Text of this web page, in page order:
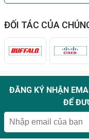
ĐỐI TÁC CỦA
ĐĂNG KÝ NHẬN
ĐỂ